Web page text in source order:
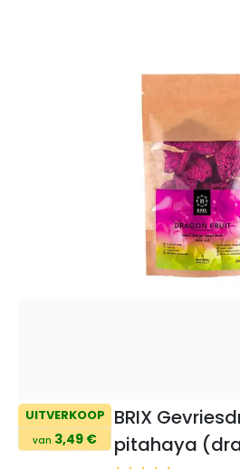
UITVERKOOP
van 3,49 €
BRIX
pitahaya